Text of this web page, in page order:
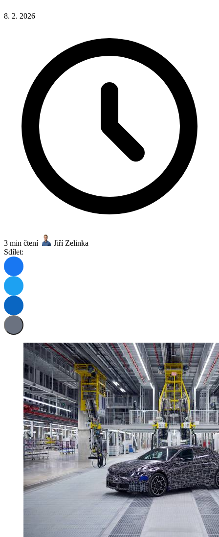
8. 2. 2026
3 min čtení
Jiří Zelinka
Sdílet: